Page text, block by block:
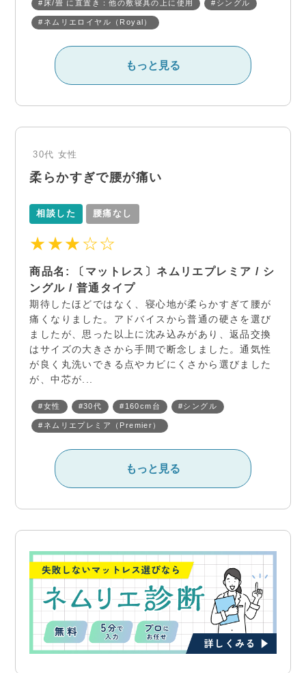
#床/畳 に直置き：他の敷寝具の上に使用 #シングル
#ネムリエロイヤル（Royal）
もっと見る
30代女性
柔らかすぎで腰が痛い
★★★☆☆
相談した 腰痛なし
商品名: 〔マットレス〕ネムリエプレミア / シ
ングル / 普通タイプ
期待したほどではなく、寝心地が柔らかすぎて腰が
痛くなりました。アドバイスから普通の硬さを選び
ましたが、思った以上に沈み込みがあり、返品交換
はサイズの大きさから手間で断念しました。通気性
が良く丸洗いできる点やカビにくさから選びました
が、中芯が...
#女性 #30代 #160cm台 #シングル
#ネムリエプレミア（Premier）
もっと見る